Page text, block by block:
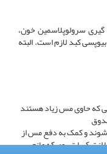
سرولوپلاسمین خون،
کبد لازم است. البته
که حاوی مس زیاد هستند
شوند و کمک به دفع مس از
ترکیبات روی که مانع